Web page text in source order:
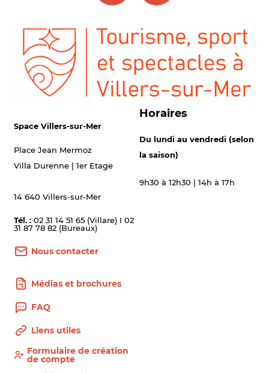
Space Villers-sur-Mer
Place Jean Mermoz
Villa Durenne | 1er Etage
14 640 Villers-sur-Mer
Tél. : 02 31 14 51 65 (Villare) I 02
31 87 78 82 (Bureaux)
Nous contacter
Horaires
Du lundi au vendredi (selon
la saison)
9h30 à 12h30 | 14h à 17h
Médias et brochures
FAQ
Liens utiles
Formulaire de création
de compte